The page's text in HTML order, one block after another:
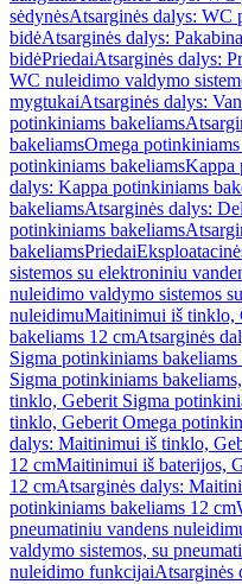
sėdynėsAtsarginės dalys: WC
bidėAtsarginės dalys:
bidėPriedaiAtsarginės dalys:
WC nuleidimo valdymo
mygtukaiAtsarginės dalys:
potinkiniams bakeliams
bakeliamsOmega
potinkiniams bakeliamsKappa
dalys: Kappa potinkiniams
bakeliamsAtsarginės dalys:
potinkiniams bakeliams
bakeliamsPriedai
sistemos su elektroniniu
nuleidimo valdymo sistemos
nuleidimuMaitinimui iš tinklo,
bakeliams 12 cmAtsarginės
Sigma potinkiniams bakeliams
Sigma potinkiniams
tinklo, Geberit Sigma
tinklo, Geberit Omega
dalys: Maitinimui iš tinklo,
12 cmMaitinimui iš baterijos,
12 cmAtsarginės dalys:
potinkiniams bakeliams 12 cm
pneumatiniu vandens
valdymo sistemos, su
nuleidimo funkcijai